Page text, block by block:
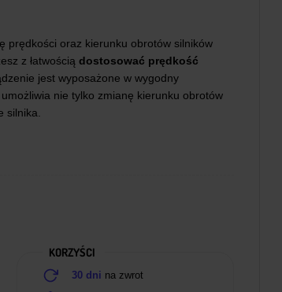
prędkości oraz kierunku obrotów silników
z łatwością dostosować prędkość
jest wyposażone w wygodny
umożliwia nie tylko zmianę kierunku obrotów
silnika.
KORZYŚCI
30 dni na zwrot